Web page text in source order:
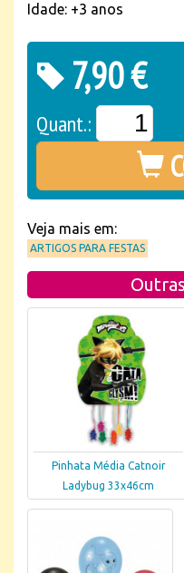
Idade: +3 anos
7,90 €
Quant.:
Veja mais em:
ARTIGOS PARA FESTAS
Pinhata Média Catnoir
Ladybug 33x46cm